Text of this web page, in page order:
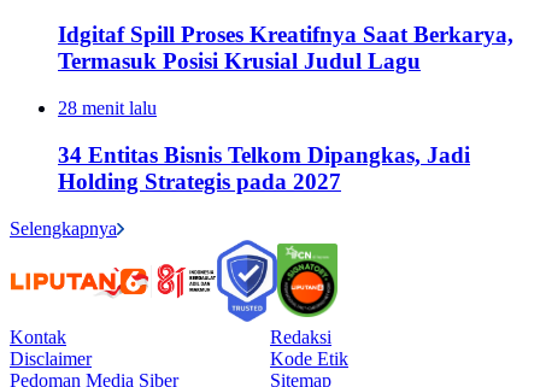
Idgitaf Spill Proses Kreatifnya Saat Berkarya,
Termasuk Posisi Krusial Judul Lagu
28 menit lalu
34 Entitas Bisnis Telkom Dipangkas, Jadi
Holding Strategis pada 2027
Selengkapnya
Kontak
Redaksi
Disclaimer
Kode Etik
Pedoman Media Siber
Sitemap